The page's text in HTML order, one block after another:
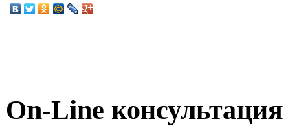
On-Line консультация